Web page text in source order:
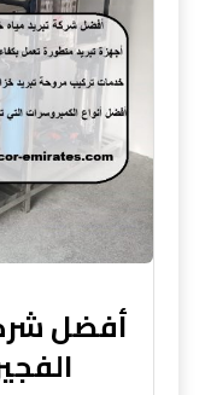
أفضل
الفجيرة :